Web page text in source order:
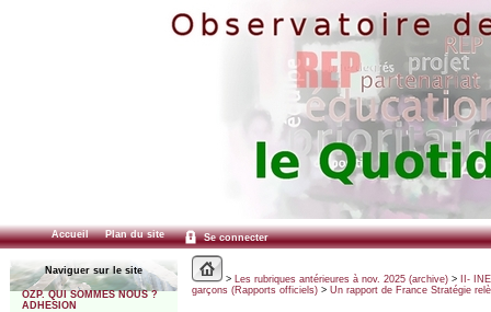
Accueil Plan du site Se connecter
Naviguer sur le site
OZP. QUI SOMMES NOUS ?
ADHESION
> Les rubriques antérieures à nov. 2025 (archive)>
II-
garçons (Rapports officiels)> Un rapport de France Stratégie